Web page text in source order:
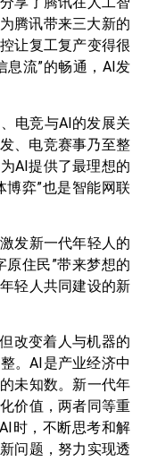
腾讯带来三大新的
让复工复产变得很
息流”的畅通，AI发
电竞与AI的发展关
、电竞赛事乃至整
AI提供了最理想的
博弈”也是智能网联
发新一代年轻人的
原住民”带来梦想的
轻人共同建设的新
改变着人与机器的
。AI是产业经济中
未知数。新一代年
价值，两者同等重
时，不断思考和解
问题，努力实现透